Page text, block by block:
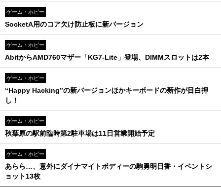
ゲーム・ホビー
SocketA用のコア欠け防止板に新バージョン
ゲーム・ホビー
AbitからAMD760マザー「KG7-Lite」登場、DIMMスロットは2本
ゲーム・ホビー
“Happy Hacking”の新バージョンほかキーボードの新作が目白押
し！
ゲーム・ホビー
秋葉原の駅前臨時第2駐車場は11日営業開始予定
ゲーム・ホビー
あらら…、意外にダイナマイトボディーの駒勇明日香・イベントシ
ョット13枚